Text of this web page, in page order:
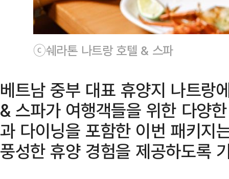
ⓒ쉐라톤 나트랑 호텔 & 스파
베트남 중부 대표 휴양지 나트랑
& 스파가 여행객들을 위한 다양
과 다이닝을 포함한 이번 패키지
풍성한 휴양 경험을 제공하도록